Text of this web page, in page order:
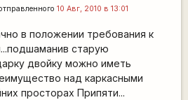
10 Авг, 2010 в 13:01
в положении требования к
старую
двойку можно иметь
над каркасными
просторах Припяти...